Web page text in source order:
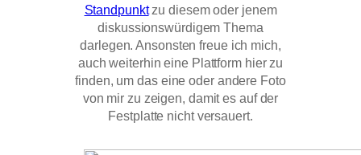
Standpunktzu diesem oder jenem
diskussionswürdigem Thema
darlegen. Ansonsten freue ich mich,
auch weiterhin eine Plattform hier zu
finden, um das eine oder andere Foto
von mir zu zeigen, damit es auf der
Festplatte nicht versauert.